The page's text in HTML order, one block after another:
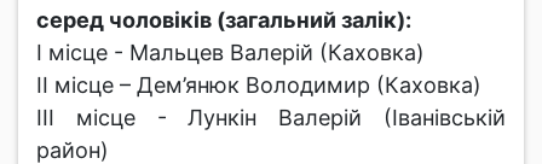
серед чоловіків (загальний залік):
І місце - Мальцев Валерій (Каховка)
ІІ місце – Дем’янюк Володимир (Каховка)
ІІІ місце - Лункін Валерій (Іванівській
район)